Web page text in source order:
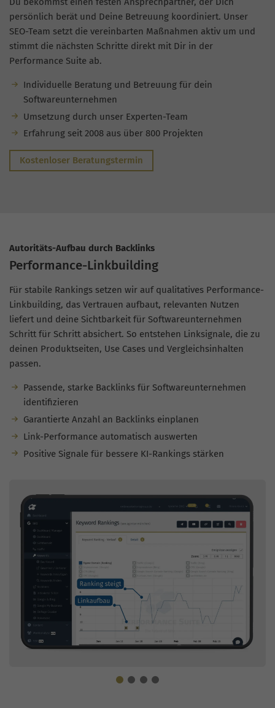
persönlich berät und Deine Betreuung koordiniert. Unser
SEO-Team setzt die vereinbarten Maßnahmen aktiv um und
stimmt die nächsten Schritte direkt mit Dir in der
Performance Suite ab.
Individuelle Beratung und Betreuung für dein
Softwareunternehmen
Umsetzung durch unser Experten-Team
Erfahrung seit 2008 aus über 800 Projekten
Kostenloser Beratungstermin
Autoritäts-Aufbau durch Backlinks
Performance-Linkbuilding
Für stabile Rankings setzen wir auf qualitatives Performance-
Linkbuilding, das Vertrauen aufbaut, relevanten Nutzen
liefert und deine Sichtbarkeit für Softwareunternehmen
Schritt für Schritt absichert. So entstehen Linksignale, die zu
deinen Produktseiten, Use Cases und Vergleichsinhalten
passen.
Passende, starke Backlinks für Softwareunternehmen
identifizieren
Garantierte Anzahl an Backlinks einplanen
Link-Performance automatisch auswerten
Positive Signale für bessere KI-Rankings stärken